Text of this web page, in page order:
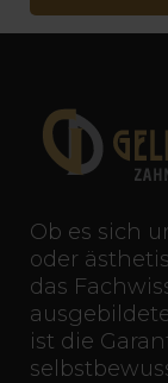
Ob es sich
oder
das
ist die